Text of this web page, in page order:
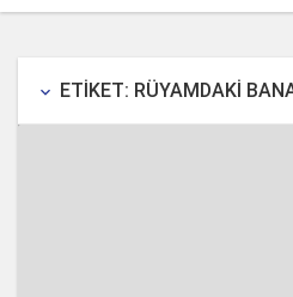
keyboard_arrow_down ETIKET: RÜYAMDAKI